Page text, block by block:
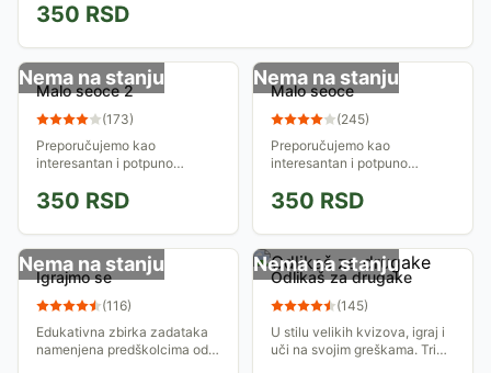
350 RSD
Nema na stanju
Malo seoce 2
(173)
Preporučujemo kao
interesantan i potpuno
potpuno ispunjava osnovnu
350 RSD
Nema na stanju
Malo seoce
(245)
Preporučujemo kao
interesantan i potpuno
potpuno ispunjava osnovnu
350 RSD
Nema na stanju
Igrajmo se
(116)
Edukativna zbirka zadataka
namenjena predškolcima od
Nema na stanju
Odlikaš za drugake
(145)
U stilu velikih kvizova, igraj i
uči na svojim greškama. Tri